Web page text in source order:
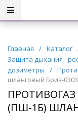
Главная / Каталог
Защита дыхания -
дозиметры
/
шланговый Бриз-
(ПШ-1Б)